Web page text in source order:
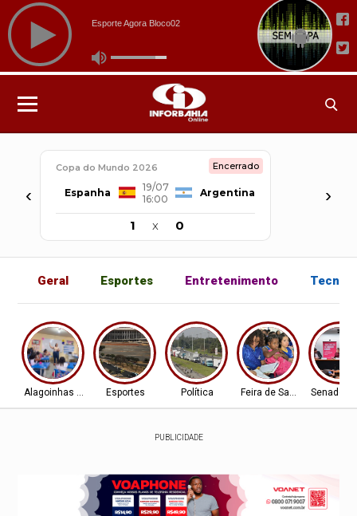
‹
Copa do Mundo 2026 Encerrado
Espanha
19/07
16:00
Argentina
1 x 0
›
Geral Esportes Entretenimento
Alagoinhas - BA Esportes Política Feira de Santana-BA
Senado
PUBLICIDADE